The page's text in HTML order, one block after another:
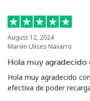
Línea fija
Celular ⁦42.5¢⁩
Ascension
August 12, 2024
Marvin Ulises Navarro
Hola muy agradecido
Hola muy agradecido
efectiva de poder